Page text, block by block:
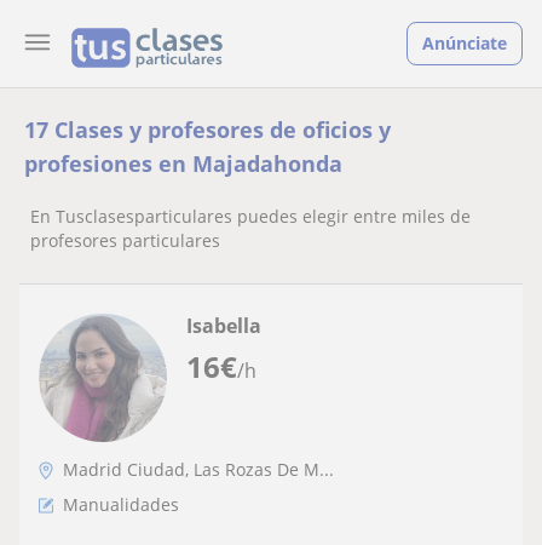
Anúnciate
17 Clases y profesores de oficios y
profesiones en Majadahonda
En Tusclasesparticulares puedes elegir entre miles de
profesores particulares
16€/h
Isabella
Madrid Ciudad, Las Rozas De M...
Manualidades